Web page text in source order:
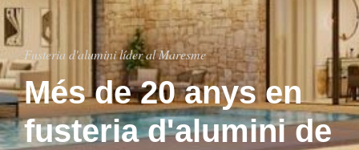
Fusteria d'alumini líder al Maresme
Més de 20 anys en
fusteria d'alumini de